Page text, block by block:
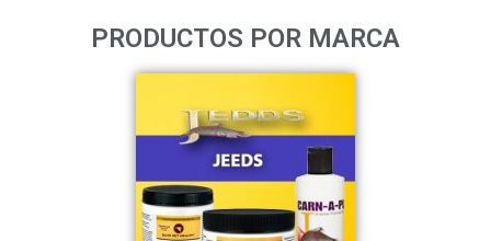
PRODUCTOS POR MARCA